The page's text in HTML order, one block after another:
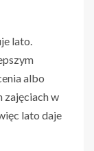
lato.
albo
zajęciach w
lato daje